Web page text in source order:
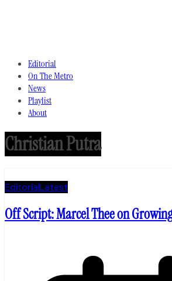
Editorial
On The Metro
News
Playlist
About
Christian Putra
EditorialLatest
Off Script: Marcel Thee on